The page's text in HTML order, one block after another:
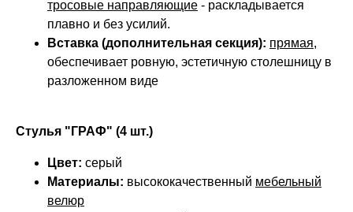
тросовые направляющие - раскладывается
плавно и без усилий.
Вставка (дополнительная секция): прямая,
обеспечивает ровную, эстетичную столешницу в
разложенном виде
Стулья "ГРАФ" (4 шт.)
Цвет: серый
Материалы: высококачественный мебельный
велюр